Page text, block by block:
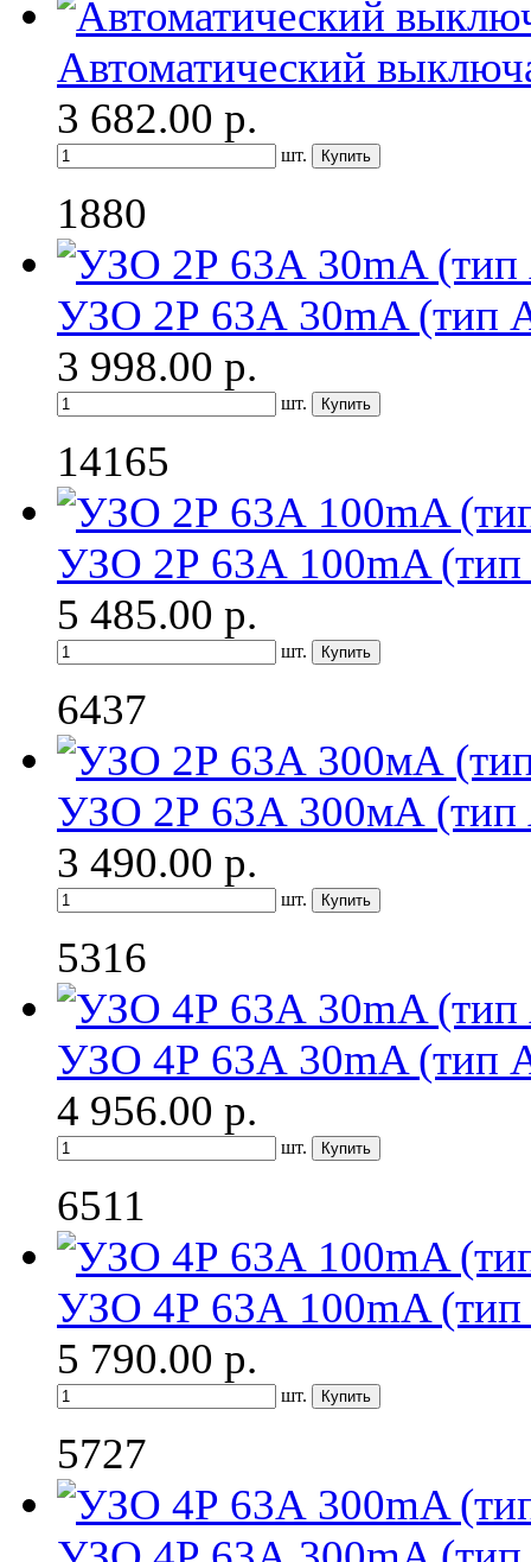
Автоматический
3 682.00 р.
шт.
1880
УЗО 2Р 63А 30mA (тип
3 998.00 р.
шт.
14165
УЗО 2Р 63А 100mA
5 485.00 р.
шт.
6437
УЗО 2Р 63А 300мА (тип
3 490.00 р.
шт.
5316
УЗО 4Р 63А 30mA (тип
4 956.00 р.
шт.
6511
УЗО 4Р 63А 100mA
5 790.00 р.
шт.
5727